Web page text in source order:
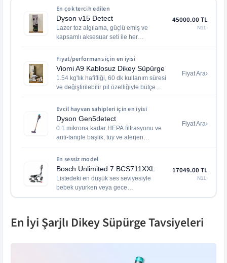
En çok tercih edilen
Dyson v15 Detect
Lazer toz algılama, güçlü emiş ve
kapsamlı aksesuar seti ile her
45000.00TL
N11 ›
Fiyat/performans i̇çin en i̇yisi
Viomi A9 Kablosuz Dikey Süpürge
1.54 kg'lık hafifliği, 60 dk kullanım süresi
ve değiştirilebilir pil özelliğiyle bütçe
Fiyat Ara›
Evcil hayvan sahipleri i̇çin en i̇yisi
Dyson Gen5detect
0.1 mikrona kadar HEPA filtrasyonu ve
anti-tangle başlık, tüy ve alerjen
Fiyat Ara›
En sessiz model
Bosch Unlimited 7 BCS711XXL
Listedeki en düşük ses seviyesiyle
bebek uyurken veya gece
temizliğinde komşu rahatsız etmeden
desteğiyle bu dezavantaj aşılabiliyor.
17049.00TL
N11 ›
En İyi Şarjlı Dikey Süpürge Tavsiyeleri